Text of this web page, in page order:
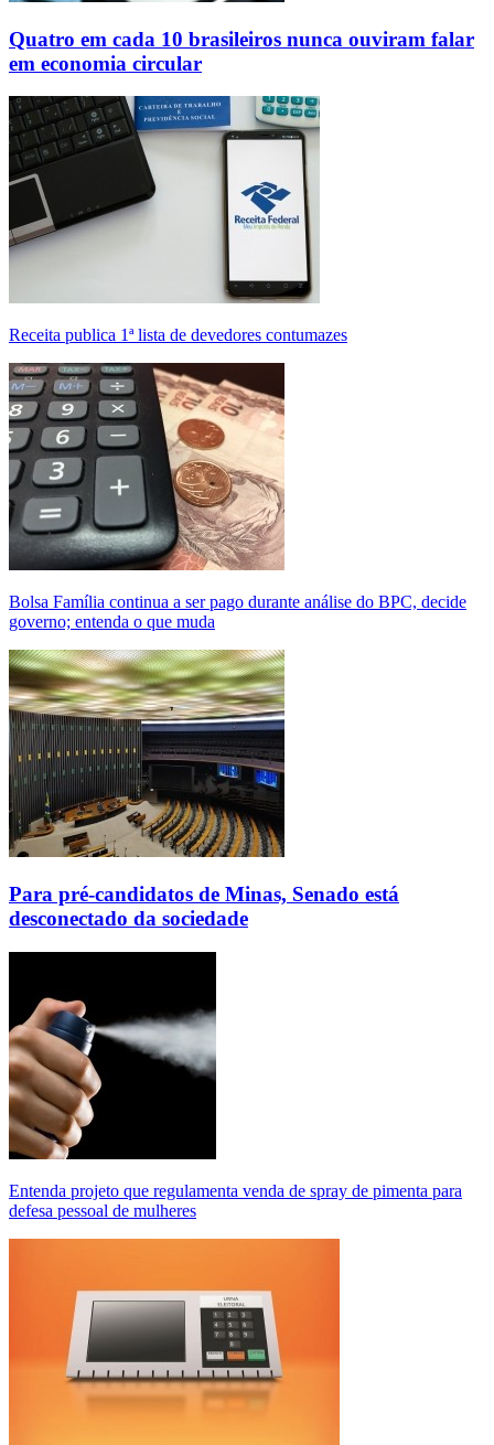
Quatro em cada 10 brasileiros nunca ouviram falar
em economia circular
Receita publica 1ª lista de devedores contumazes
Bolsa Família continua a ser pago durante análise do BPC, decide
governo; entenda o que muda
Para pré-candidatos de Minas, Senado está
desconectado da sociedade
Entenda projeto que regulamenta venda de spray de pimenta para
defesa pessoal de mulheres